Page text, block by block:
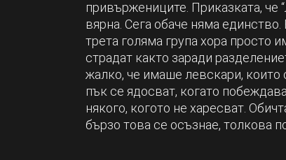
привържениците. Приказката, че
вярна. Сега обаче няма
трета голяма група хора просто
страдат както заради
жалко, че имаше левскари, които
пък се ядосват, когато
някого, когото не харесват.
бързо това се осъзнае, толкова